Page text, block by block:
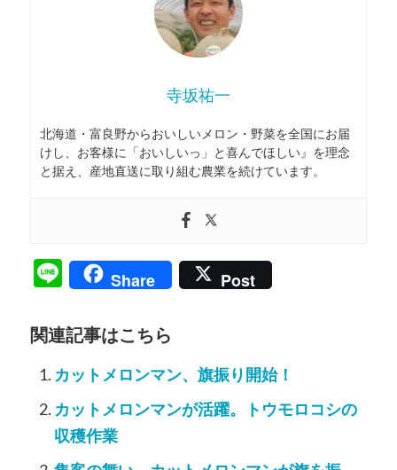
寺坂祐一
北海道・富良野からおいしいメロン・野菜を全国にお届
けし、お客様に「おいしいっ」と喜んでほしい』を理念
と据え、産地直送に取り組む農業を続けています。
LineShare Post
関連記事はこちら
カットメロンマン、旗振り開始！
カットメロンマンが活躍。トウモロコシの
収穫作業